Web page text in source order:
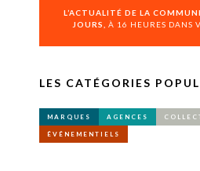
L’ACTUALITÉ DE LA
JOURS,
À 16 HEURES DANS
LES CATÉGORIES
MARQUES AGENCES
ÉVÉNEMENTIELS